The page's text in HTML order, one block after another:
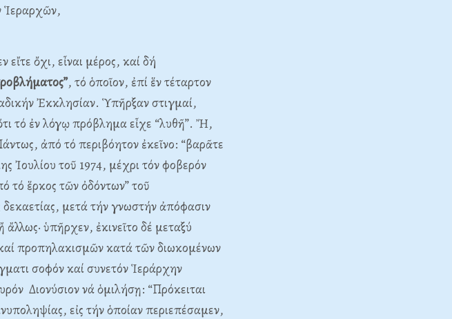
Ἱεραρχῶν,
εἴτε ὄχι, εἶναι μέρος, καί δή
, τό ὁποῖον, ἐπί ἕν τέταρτον
Ἐκκλησίαν. Ὑπῆρξαν στιγμαί,
τό ἐν λόγῳ πρόβλημα εἶχε “λυθῆ”. Ἤ,
ἀπό τό περιβόητον ἐκεῖνο: “βαρᾶτε
Ἰουλίου τοῦ 1974, μέχρι τόν φοβερόν
τό ἕρκος τῶν ὀδόντων” τοῦ
μετά τήν γνωστήν ἀπόφασιν
ὑπῆρχεν, ἐκινεῖτο δέ μεταξύ
προπηλακισμῶν κατά τῶν διωκομένων
σοφόν καί συνετόν Ἱεράρχην
Διονύσιον νά ὁμιλήσῃ: “Πρόκειται
εἰς τήν ὁποίαν περιεπέσαμεν,